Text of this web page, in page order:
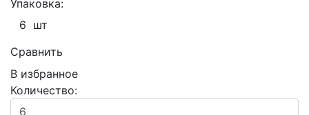
Упаковка:
6 шт
Сравнить
В избранное
Количество: